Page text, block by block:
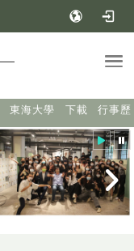
東海大學 下載 行事歷